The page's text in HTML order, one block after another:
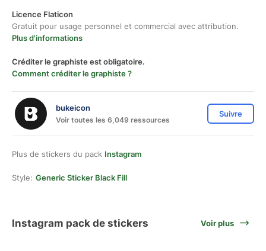
Licence Flaticon
Gratuit pour usage personnel et commercial avec attribution.
Plus d'informations
Créditer le graphiste est obligatoire.
Comment créditer le graphiste ?
bukeicon
Voir toutes les 6,049 ressources
Suivre
Plus de stickers du pack Instagram
Style: Generic Sticker Black Fill
Instagram pack de stickers Voir plus